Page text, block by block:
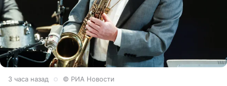
3 часа назад © РИА Новости